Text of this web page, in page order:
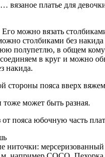
платье для
можно вязать
столбиками без накида
полупетлю, в общем
в круг и можно
накида.
стороны пояса вверх вяжем
тоже может быть разная.
пояса юбочную часть
ниточки: